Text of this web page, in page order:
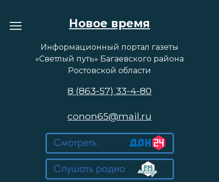
содержанию
Новое время
Информационный портал газеты
«Светлый путь» Багаевского района
Ростовской области
8 (863-57) 33-4-80
conon65@mail.ru